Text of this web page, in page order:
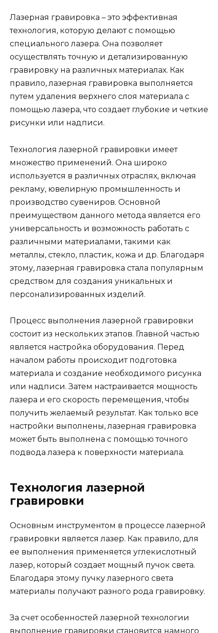
Лазерная гравировка – это эффективная
технология, которую делают с помощью
специального лазера. Она позволяет
осуществлять точную и детализированную
гравировку на различных материалах. Как
правило, лазерная гравировка выполняется
путем удаления верхнего слоя материала с
помощью лазера, что создает глубокие и четкие
рисунки или надписи.
Технология лазерной гравировки имеет
множество применений. Она широко
используется в различных отраслях, включая
рекламу, ювелирную промышленность и
производство сувениров. Основной
преимуществом данного метода является его
универсальность и возможность работать с
различными материалами, такими как
металлы, стекло, пластик, кожа и др. Благодаря
этому, лазерная гравировка стала популярным
средством для создания уникальных и
персонализированных изделий.
Процесс выполнения лазерной гравировки
состоит из нескольких этапов. Главной частью
является настройка оборудования. Перед
началом работы происходит подготовка
материала и создание необходимого рисунка
или надписи. Затем настраивается мощность
лазера и его скорость перемещения, чтобы
получить желаемый результат. Как только все
настройки выполнены, лазерная гравировка
может быть выполнена с помощью точного
подвода лазера к поверхности материала.
Технология лазерной
гравировки
Основным инструментом в процессе лазерной
гравировки является лазер. Как правило, для
ее выполнения применяется углекислотный
лазер, который создает мощный пучок света.
Благодаря этому пучку лазерного света
материалы получают разного рода гравировку.
За счет особенностей лазерной технологии
выполнение гравировки становится намного